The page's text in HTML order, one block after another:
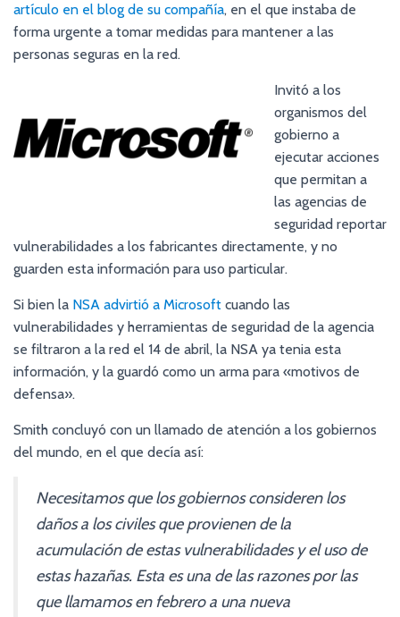
artículo en el blog de su compañía, en el que instaba de
forma urgente a tomar medidas para mantener a las
personas seguras en la red.
Invitó a los
organismos del
gobierno a
ejecutar acciones
que permitan a
las agencias de
seguridad reportar
vulnerabilidades a los fabricantes directamente, y no
guarden esta información para uso particular.
Si bien la NSA advirtió a Microsoft cuando las
vulnerabilidades y herramientas de seguridad de la agencia
se filtraron a la red el 14 de abril, la NSA ya tenia esta
información, y la guardó como un arma para «motivos de
defensa».
Smith concluyó con un llamado de atención a los gobiernos
del mundo, en el que decía así:
Necesitamos que los gobiernos consideren los
daños a los civiles que provienen de la
acumulación de estas vulnerabilidades y el uso de
estas hazañas. Esta es una de las razones por las
que llamamos en febrero a una nueva